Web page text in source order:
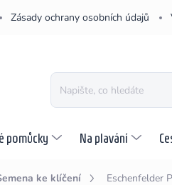
Zásady ochrany osobních údajů
pomůcky Na plavání
ke klíčení Eschenfelder